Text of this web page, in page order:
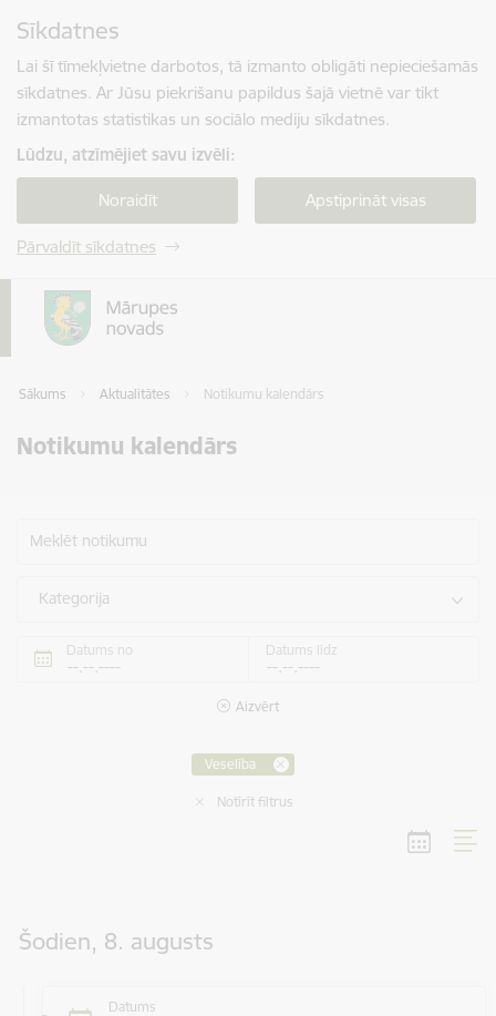
Sīkdatnes
Lai šī tīmekļvietne darbotos, tā izmanto obligāti nepieciešamās
sīkdatnes. Ar Jūsu piekrišanu papildus šajā vietnē var tikt
izmantotas statistikas un sociālo mediju sīkdatnes.
Lūdzu, atzīmējiet savu izvēli:
Noraidīt Apstiprināt visas
Pārvaldīt sīkdatnes
Sākums Aktualitātes Notikumu kalendārs
Notikumu kalendārs
Meklēt notikumu
Kategorija
Datums no Datums līdz
Aizvērt
Veselība
Notīrīt filtrus
Šodien, 8. augusts
Datums